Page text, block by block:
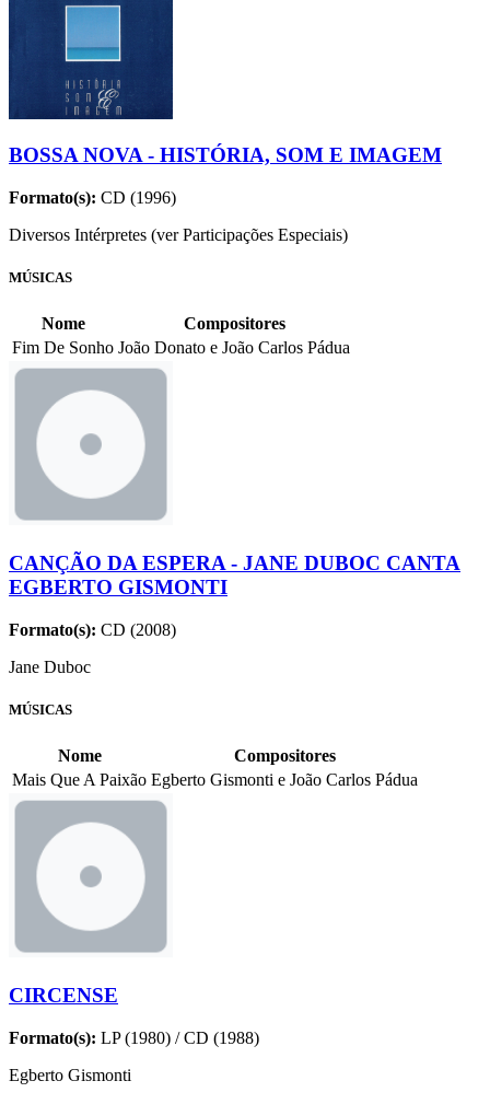
BOSSA NOVA - HISTÓRIA, SOM E IMAGEM
Formato(s): CD (1996)
Diversos Intérpretes (ver Participações Especiais)
MÚSICAS
Nome
Compositores
Fim De Sonho João Donato e João Carlos Pádua
CANÇÃO DA ESPERA - JANE DUBOC CANTA
EGBERTO GISMONTI
Formato(s): CD (2008)
Jane Duboc
MÚSICAS
Nome
Compositores
Mais Que A Paixão Egberto Gismonti e João Carlos Pádua
CIRCENSE
Formato(s): LP (1980) / CD (1988)
Egberto Gismonti